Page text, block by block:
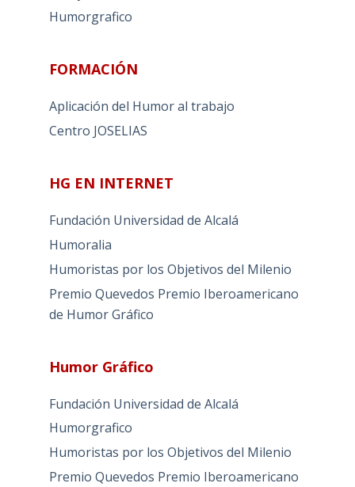
Humorgrafico
FORMACIÓN
Aplicación del Humor al trabajo
Centro JOSELIAS
HG EN INTERNET
Fundación Universidad de Alcalá
Humoralia
Humoristas por los Objetivos del Milenio
Premio Quevedos Premio Iberoamericano
de Humor Gráfico
Humor Gráfico
Fundación Universidad de Alcalá
Humorgrafico
Humoristas por los Objetivos del Milenio
Premio Quevedos Premio Iberoamericano